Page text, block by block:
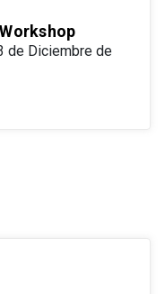
de Diciembre de